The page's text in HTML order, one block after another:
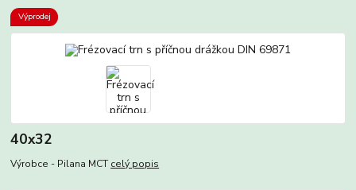
Výprodej
40x32
Výrobce - Pilana MCTcelý popis